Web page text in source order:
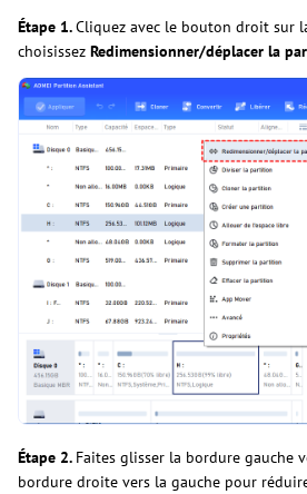
Étape 1.Cliquez avec le bouton droit sur
choisissez Redimensionner/déplacer la
Étape 2. Faites glisser la bordure gauche
bordure droite vers la gauche pour